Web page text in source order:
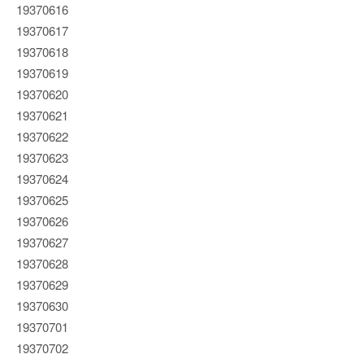
19370616
19370617
19370618
19370619
19370620
19370621
19370622
19370623
19370624
19370625
19370626
19370627
19370628
19370629
19370630
19370701
19370702